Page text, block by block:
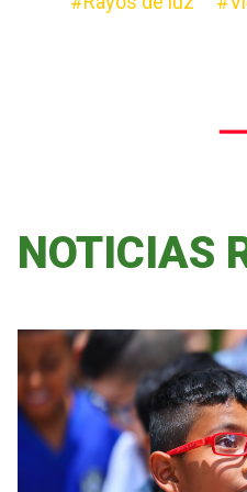
NOTICIAS